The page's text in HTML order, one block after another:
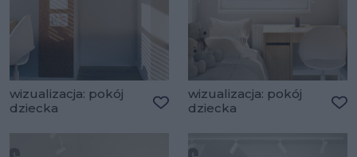
wizualizacja: pokój
dziecka
wizualizacja: pokój
dziecka